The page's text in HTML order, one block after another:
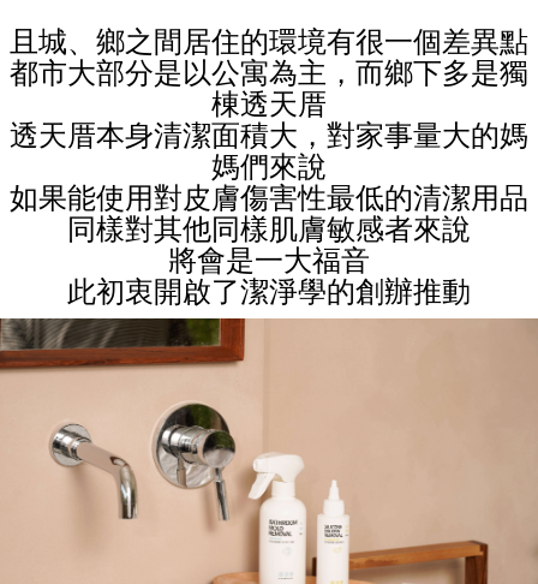
且城、鄉之間居住的環境有很一個差異點
都市大部分是以公寓為主，而鄉下多是獨
棟透天厝
透天厝本身清潔面積大，對家事量大的媽
媽們來說
如果能使用對皮膚傷害性最低的清潔用品
同樣對其他同樣肌膚敏感者來說
將會是一大福音
此初衷開啟了潔淨學的創辦推動